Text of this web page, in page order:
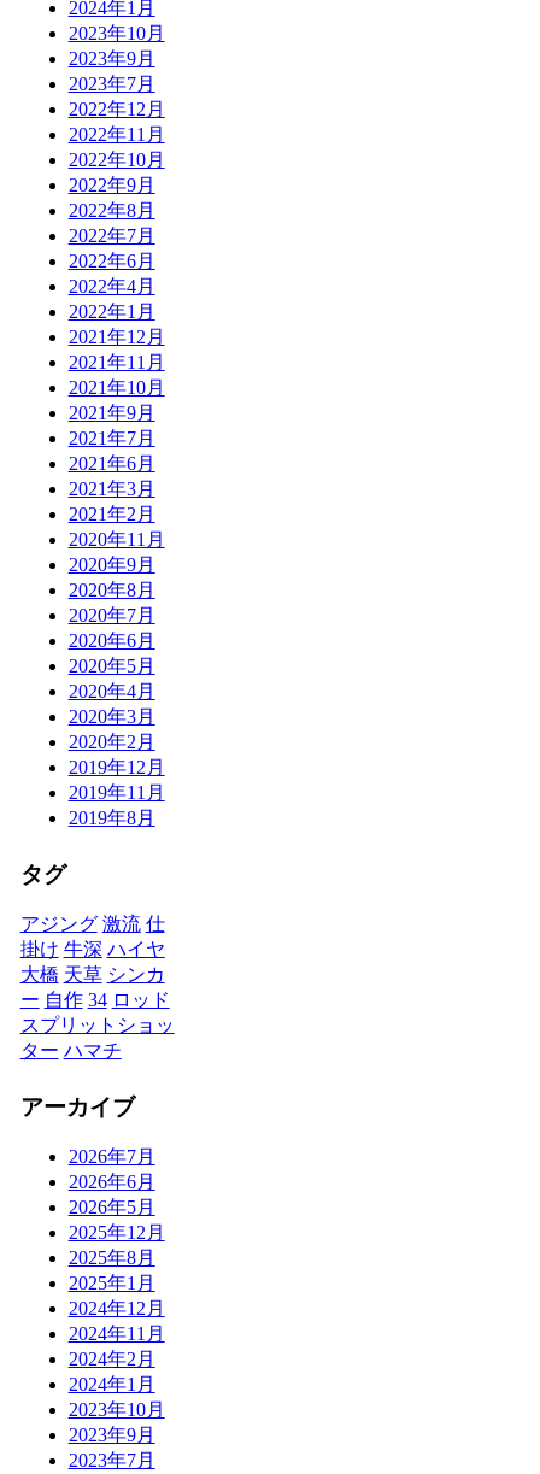
2024年1月
2023年10月
2023年9月
2023年7月
2022年12月
2022年11月
2022年10月
2022年9月
2022年8月
2022年7月
2022年6月
2022年4月
2022年1月
2021年12月
2021年11月
2021年10月
2021年9月
2021年7月
2021年6月
2021年3月
2021年2月
2020年11月
2020年9月
2020年8月
2020年7月
2020年6月
2020年5月
2020年4月
2020年3月
2020年2月
2019年12月
2019年11月
2019年8月
タグ
アジング 激流 仕
掛け 牛深 ハイヤ
大橋 天草 シンカ
ー 自作 34 ロッド
スプリットショッ
ター ハマチ
アーカイブ
2026年7月
2026年6月
2026年5月
2025年12月
2025年8月
2025年1月
2024年12月
2024年11月
2024年2月
2024年1月
2023年10月
2023年9月
2023年7月